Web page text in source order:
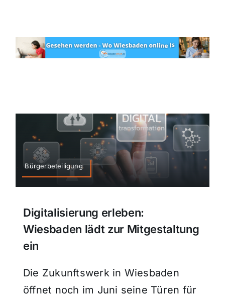
Bürgerbeteiligung
Digitalisierung erleben:
Wiesbaden lädt zur Mitgestaltung
ein
Die Zukunftswerk in Wiesbaden
öffnet noch im Juni seine Türen für